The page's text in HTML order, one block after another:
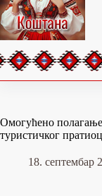
Омогућено
туристичког
18. септембар